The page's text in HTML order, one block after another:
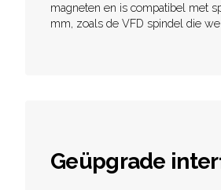
magneten en is compatibel met
mm, zoals de VFD spindel die we
Geüpgrade